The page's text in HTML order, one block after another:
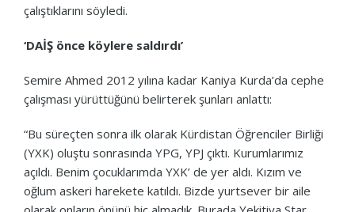
çalıştıklarını söyledi.
‘DAİŞ önce köylere saldırdı’
Semire Ahmed 2012 yılına kadar Kaniya Kurda’da cephe
çalışması yürüttüğünü belirterek şunları anlattı:
“Bu süreçten sonra ilk olarak Kürdistan Öğrenciler Birliği
(YXK) oluştu sonrasında YPG, YPJ çıktı. Kurumlarımız
açıldı. Benim çocuklarımda YXK’ de yer aldı. Kızım ve
oğlum askeri harekete katıldı. Bizde yurtsever bir aile